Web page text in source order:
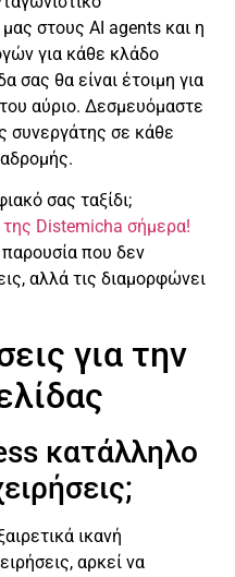
στους AI agents και η
για κάθε κλάδο
σας θα είναι έτοιμη για
αύριο. Δεσμευόμαστε
συνεργάτης σε κάθε
σας ταξίδι;
Distemicha σήμερα!
που δεν
αλλά τις διαμορφώνει
για την
κατάλληλο
ικανή
αρκεί να